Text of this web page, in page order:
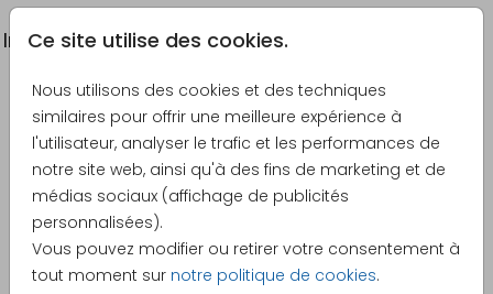
Ce site utilise des cookies.
Nous utilisons des cookies et des techniques
similaires pour offrir une meilleure expérience à
l'utilisateur, analyser le trafic et les performances de
notre site web, ainsi qu'à des fins de marketing et de
médias sociaux (affichage de publicités
personnalisées).
Vous pouvez modifier ou retirer votre consentement à
tout moment sur notre politique de cookies.
Informations du produit
Description
Carte d'invitation élégante à un double party avec
des guirlandes.
Créateur
Blijkaartje
Catégorie